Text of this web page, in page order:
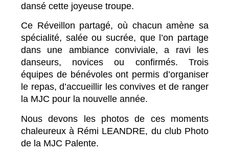
dansé cette joyeuse troupe.
Ce Réveillon partagé, où chacun amène sa
spécialité, salée ou sucrée, que l’on partage
dans une ambiance conviviale, a ravi les
danseurs, novices ou confirmés. Trois
équipes de bénévoles ont permis d’organiser
le repas, d’accueillir les convives et de ranger
la MJC pour la nouvelle année.
Nous devons les photos de ces moments
chaleureux à Rémi LEANDRE, du club Photo
de la MJC Palente.